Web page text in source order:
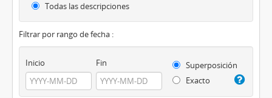
Todas las descripciones
Filtrar por rango de fecha :
Inicio Fin
Superposición
Exacto